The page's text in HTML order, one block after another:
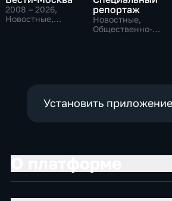
2008 – 2026,
Новостные,
репортаж
Новостные,
Общественно-
Установить